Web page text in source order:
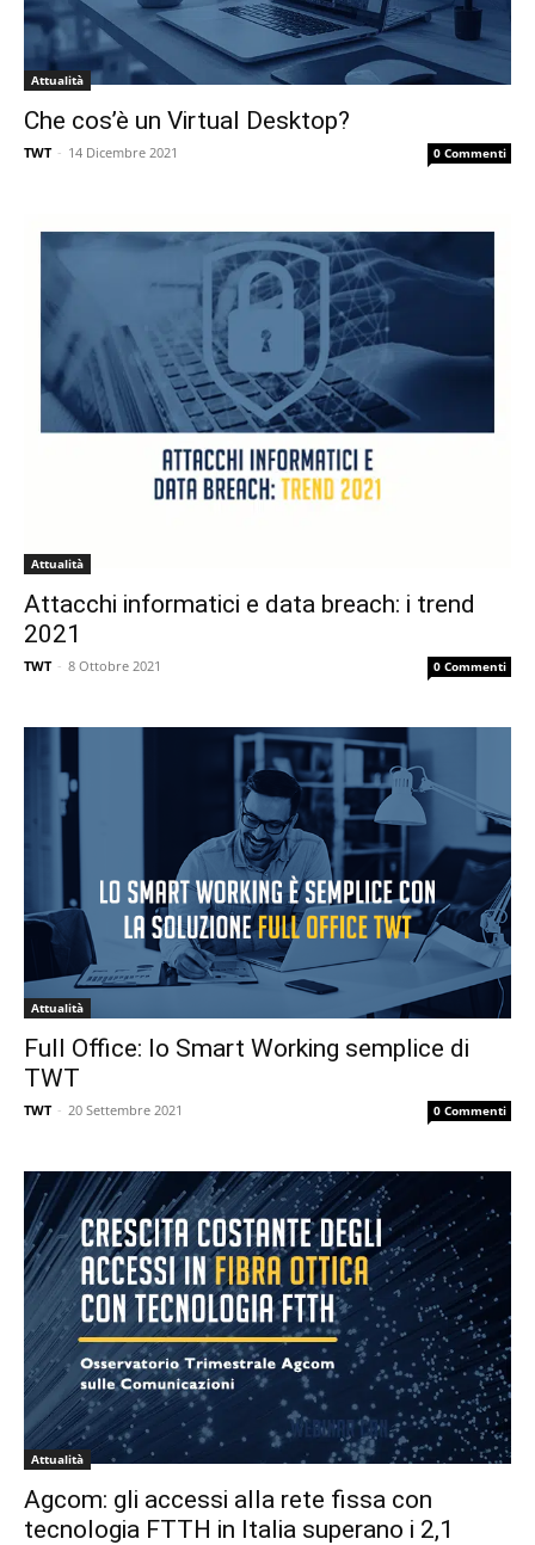
Attualità
Che cos’è un Virtual Desktop?
TWT - 14 Dicembre 2021 0 Commenti
Attualità
Attacchi informatici e data breach: i trend
2021
TWT - 8 Ottobre 2021 0 Commenti
Attualità
Full Office: lo Smart Working semplice di
TWT
TWT - 20 Settembre 2021 0 Commenti
Attualità
Agcom: gli accessi alla rete fissa con
tecnologia FTTH in Italia superano i 2,1